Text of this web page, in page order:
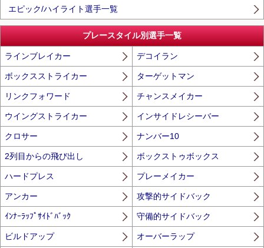
エピック/ハイライト選手一覧
プレースタイル別選手一覧
ラインブレイカー デコイラン
ボックスストライカー ターゲットマン
リンクフォワード チャンスメイカー
ウイングストライカー インサイドレシーバー
クロサー ナンバー10
2列目からの飛び出し ボックストゥボックス
ハードプレス プレーメイカー
アンカー 攻撃的サイドバック
ｲﾝﾅｰﾗｯﾌﾟｻｲﾄﾞﾊﾞｯｸ 守備的サイドバック
ビルドアップ オーバーラップ